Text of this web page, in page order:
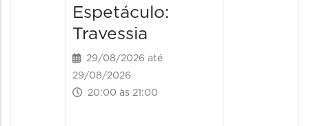
Espetáculo:
Travessia
29/08/2026 até
29/08/2026
20:00 às 21:00